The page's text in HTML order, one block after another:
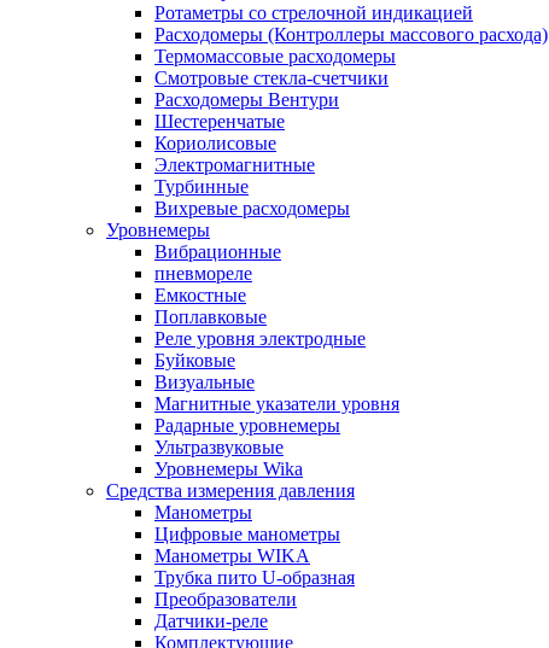
Ротаметры со стрелочной индикацией
Расходомеры (Контроллеры массового расхода)
Термомассовые расходомеры
Смотровые стекла-счетчики
Расходомеры Вентури
Шестеренчатые
Кориолисовые
Электромагнитные
Турбинные
Вихревые расходомеры
Уровнемеры
Вибрационные
пневмореле
Емкостные
Поплавковые
Реле уровня электродные
Буйковые
Визуальные
Магнитные указатели уровня
Радарные уровнемеры
Ультразвуковые
Уровнемеры Wika
Средства измерения давления
Манометры
Цифровые манометры
Манометры WIKA
Трубка пито U-образная
Преобразователи
Датчики-реле
Комплектующие